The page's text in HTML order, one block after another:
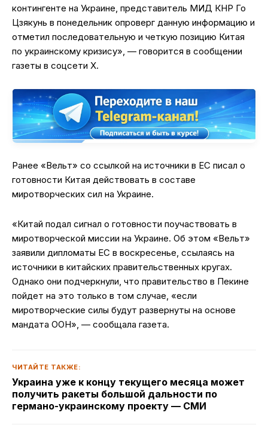
контингенте на Украине, представитель МИД КНР Го
Цзякунь в понедельник опроверг данную информацию и
отметил последовательную и четкую позицию Китая
по украинскому кризису», — говорится в сообщении
газеты в соцсети Х.
Ранее «Вельт» со ссылкой на источники в ЕС писал о
готовности Китая действовать в составе
миротворческих сил на Украине.
«Китай подал сигнал о готовности поучаствовать в
миротворческой миссии на Украине. Об этом «Вельт»
заявили дипломаты ЕС в воскресенье, ссылаясь на
источники в китайских правительственных кругах.
Однако они подчеркнули, что правительство в Пекине
пойдет на это только в том случае, «если
миротворческие силы будут развернуты на основе
мандата ООН», — сообщала газета.
ЧИТАЙТЕ ТАКЖЕ:
Украина уже к концу текущего месяца может
получить ракеты большой дальности по
германо-украинскому проекту — СМИ